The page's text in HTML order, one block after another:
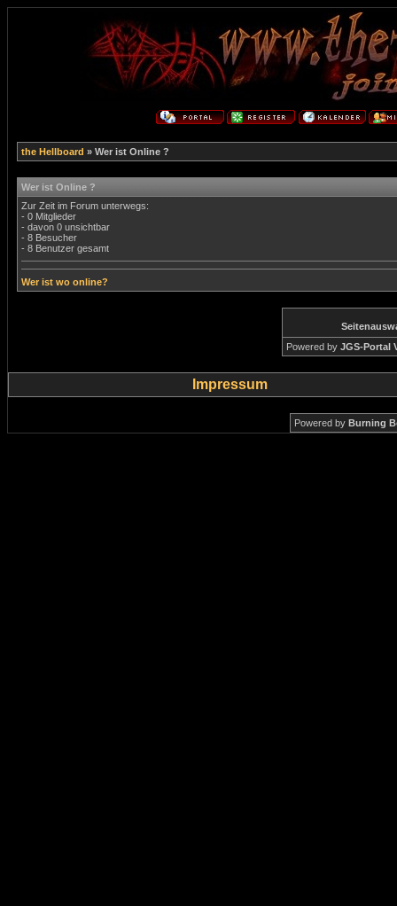
the Hellboard » Wer ist Online ?
Wer ist Online ?
Zur Zeit im Forum unterwegs:
- 0 Mitglieder
- davon 0 unsichtbar
- 8 Besucher
- 8 Benutzer gesamt
Wer ist wo online?
Powered by JGS-Portal
Impressum
Powered by Burning